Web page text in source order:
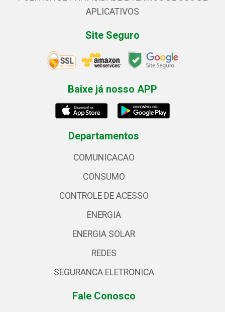
APLICATIVOS
Site Seguro
Baixe já nosso APP
Departamentos
COMUNICACAO
CONSUMO
CONTROLE DE ACESSO
ENERGIA
ENERGIA SOLAR
REDES
SEGURANCA ELETRONICA
Fale Conosco